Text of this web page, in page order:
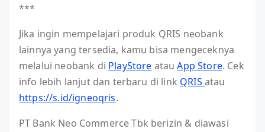
***
Jika ingin mempelajari produk QRIS neobank
lainnya yang tersedia, kamu bisa mengeceknya
melalui neobank di PlayStore atauApp Store. Cek
info lebih lanjut dan terbaru di link QRIS atau
https://s.id/igneoqris.
PT Bank Neo Commerce Tbk berizin & diawasi